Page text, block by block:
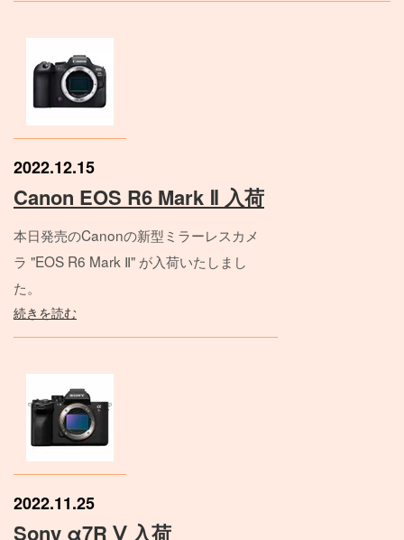
2022.12.15
Canon EOS R6 Mark Ⅱ 入荷
本日発売のCanonの新型ミラーレスカメ
ラ "EOS R6 Mark Ⅱ" が入荷いたしまし
た。
続きを読む
2022.11.25
Sony α7R Ⅴ 入荷